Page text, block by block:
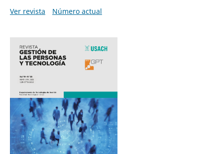
Ver revista
Número actual